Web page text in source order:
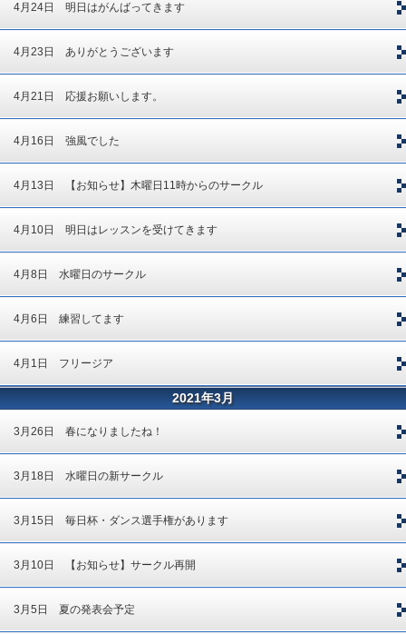
4月24日 明日はがんばってきます
4月23日 ありがとうございます
4月21日 応援お願いします。
4月16日 強風でした
4月13日 【お知らせ】木曜日11時からのサークル
4月10日 明日はレッスンを受けてきます
4月8日 水曜日のサークル
4月6日 練習してます
4月1日 フリージア
2021年3月
3月26日 春になりましたね！
3月18日 水曜日の新サークル
3月15日 毎日杯・ダンス選手権があります
3月10日 【お知らせ】サークル再開
3月5日 夏の発表会予定